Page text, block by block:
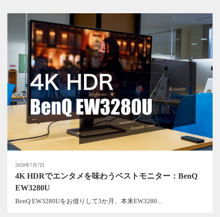
2020年7月7日
4K HDRでエンタメを味わうベストモニター：BenQ
EW3280U
BenQ EW3280Uをお借りして3か月、本来EW3280...